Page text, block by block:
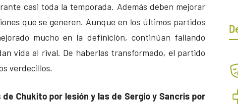
casi toda la temporada. Además deben mejorar
que se generen. Aunque en los últimos partidos
mucho en la definición, continúan fallando
vida al rival. De haberlas transformado, el partido
verdecillos.
de Chukito por lesión y las de Sergio y Sancris por